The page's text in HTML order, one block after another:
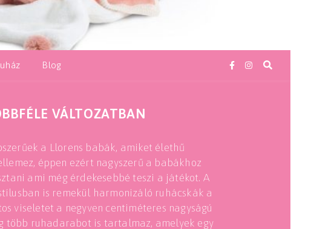
Blog
VÁLTOZATBAN
a Llorens babák, amiket élethű
éppen ezért nagyszerű a babákhoz
ami még érdekesebbé teszi a játékot. A
is remekül harmonizáló ruhácskák a
viseletet a negyven centiméteres nagyságú
több ruhadarabot is tartalmaz, amelyek egy